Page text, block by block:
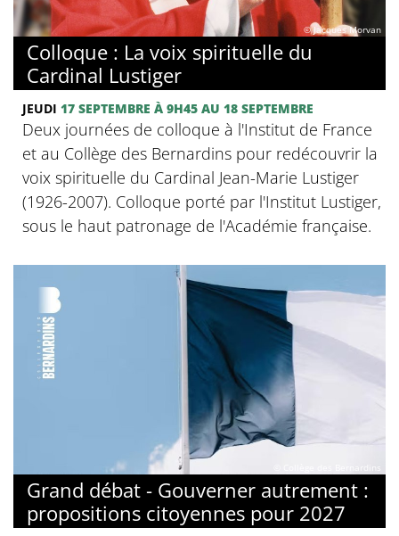
© Jacques Morvan
Colloque : La voix spirituelle du
Cardinal Lustiger
JEUDI 17 SEPTEMBRE À 9H45 AU 18 SEPTEMBRE
Deux journées de colloque à l'Institut de France
et au Collège des Bernardins pour redécouvrir la
voix spirituelle du Cardinal Jean-Marie Lustiger
(1926-2007). Colloque porté par l'Institut Lustiger,
sous le haut patronage de l'Académie française.
Grand débat - Gouverner autrement :
propositions citoyennes pour 2027